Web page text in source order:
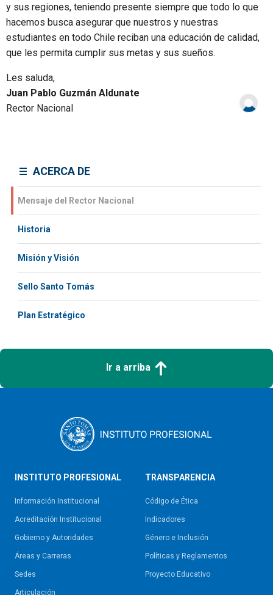
y sus regiones, teniendo presente siempre que todo lo que
hacemos busca asegurar que nuestros y nuestras
estudiantes en todo Chile reciban una educación de calidad,
que les permita cumplir sus metas y sus sueños.
Les saluda,
Juan Pablo Guzmán Aldunate
Rector Nacional
ACERCA DE
Mensaje del Rector Nacional
Historia
Misión y Visión
Sello Santo Tomás
Plan Estratégico
Ir a arriba
INSTITUTO PROFESIONAL
Información Institucional
Acreditación Institucional
Gobierno y Autoridades​
Áreas y Carreras
Sedes
Articulación
TRANSPARENCIA
Código de Ética
Indicadores
Género e Inclusión
Políticas y Reglamentos​
Proyecto Educativo